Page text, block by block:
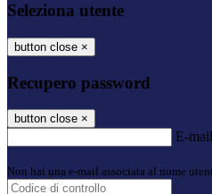
Seleziona utente
button close ×
Recupero password
button close ×
E-mail
Non hai una e-mail associata al nome